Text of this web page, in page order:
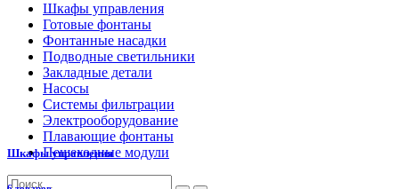
Шкафы управления
Готовые фонтаны
Фонтанные насадки
Подводные светильники
Закладные детали
Насосы
Системы фильтрации
Электрооборудование
Плавающие фонтаны
Пешеходные модули
Шкафы управления